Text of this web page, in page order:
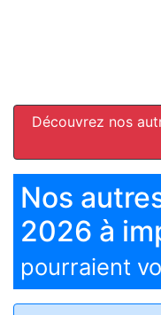
Découvrez nos
Nos
2026 à
pourraient